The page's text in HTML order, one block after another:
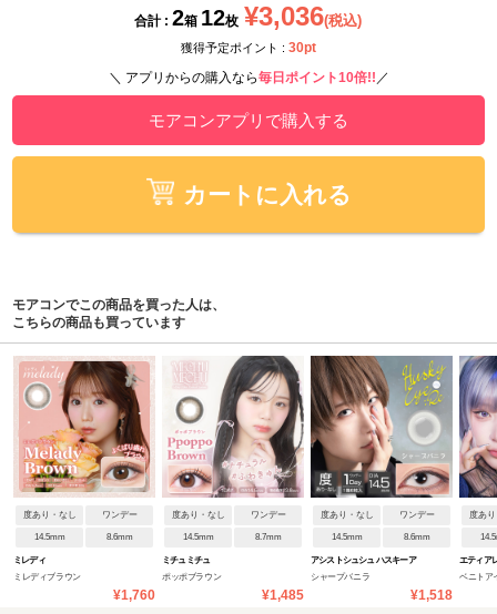
合計 : 2箱 12枚 ¥3,036(税込)
獲得予定ポイント : 30pt
＼ アプリからの購入なら毎日ポイント10倍!! ／
モアコンアプリで購入する
カートに入れる
モアコンでこの商品を買った人は、
こちらの商品も買っています
度あり・なし ワンデー
14.5mm 8.6mm
ミレディ
ミレディブラウン
¥1,760
度あり・なし ワンデー
14.5mm 8.7mm
ミチュミチュ
ポッポブラウン
¥1,485
度あり・なし ワンデー
14.5mm 8.6mm
アシストシュシュ ハスキーア
シャープバニラ
¥1,518
度あ
エティア
ベニトア